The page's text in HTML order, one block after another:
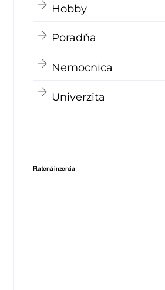
Hobby
Poradňa
Nemocnica
Univerzita
Platená inzercia